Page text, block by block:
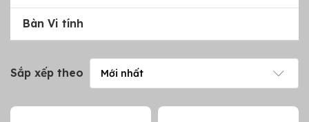
Bàn Vi tính
Sắp xếp theo